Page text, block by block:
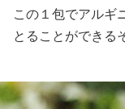
この１包でアルギ
とることができる